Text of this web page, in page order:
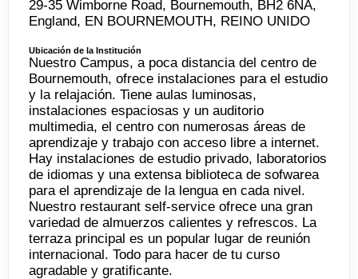
29-35 Wimborne Road, Bournemouth, BH2 6NA,
England, EN BOURNEMOUTH, REINO UNIDO
Ubicación de la Institución
Nuestro Campus, a poca distancia del centro de
Bournemouth, ofrece instalaciones para el estudio
y la relajación. Tiene aulas luminosas,
instalaciones espaciosas y un auditorio
multimedia, el centro con numerosas áreas de
aprendizaje y trabajo con acceso libre a internet.
Hay instalaciones de estudio privado, laboratorios
de idiomas y una extensa biblioteca de sofwarea
para el aprendizaje de la lengua en cada nivel.
Nuestro restaurant self-service ofrece una gran
variedad de almuerzos calientes y refrescos. La
terraza principal es un popular lugar de reunión
internacional. Todo para hacer de tu curso
agradable y gratificante.